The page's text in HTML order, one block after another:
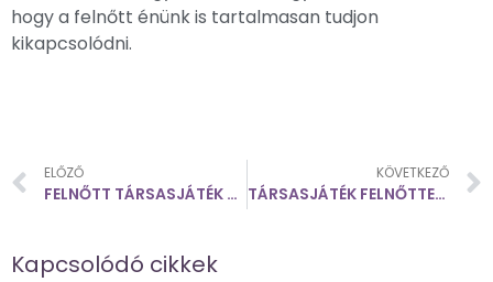
hogy a felnőtt énünk is tartalmasan tudjon
kikapcsolódni.
ELŐZŐ
FELNŐTT TÁRSASJÁTÉK VÉLEMÉNY
KÖVETKEZŐ
TÁRSASJÁTÉK FELNŐTTEKNEK OTTHON
Kapcsolódó cikkek